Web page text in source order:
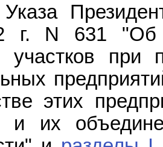
Указа
г. N 631 "Об
участков при
этих
и их